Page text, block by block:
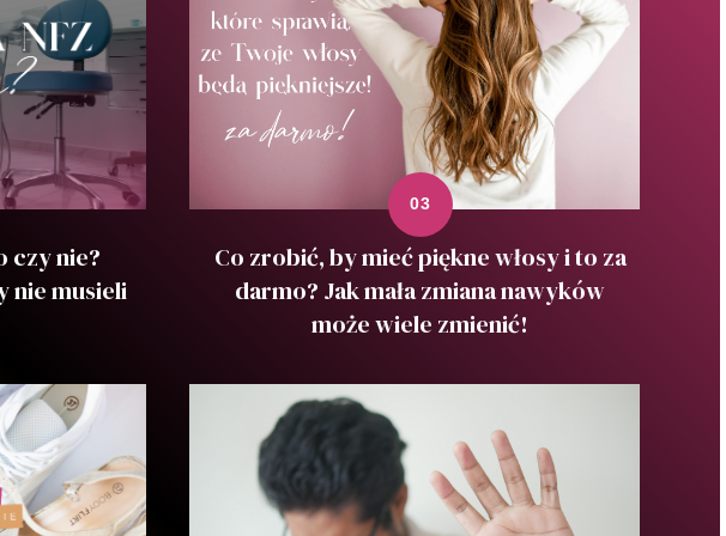
czy nie?
nie musieli
Co zrobić, by mieć piękne włosy i to za
darmo? Jak mała zmiana nawyków
może wiele zmienić!